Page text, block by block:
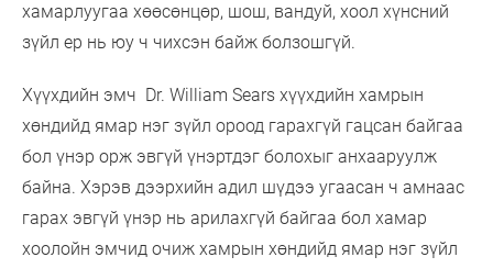
хамарлуугаа хөөсөнцөр, шош, вандуй, хоол хүнсний
зүйл ер нь юу ч чихсэн байж болзошгүй.
Хүүхдийн эмч Dr. William Sears хүүхдийн хамрын
хөндийд ямар нэг зүйл ороод гарахгүй гацсан байгаа
бол үнэр орж эвгүй үнэртдэг болохыг анхааруулж
байна. Хэрэв дээрхийн адил шүдээ угаасан ч амнаас
гарах эвгүй үнэр нь арилахгүй байгаа бол хамар
хоолойн эмчид очиж хамрын хөндийд ямар нэг зүйл